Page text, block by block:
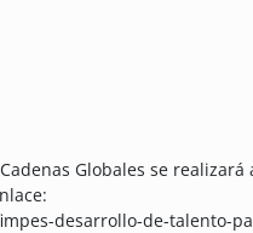
Globales se
desarrollo-de-talento-